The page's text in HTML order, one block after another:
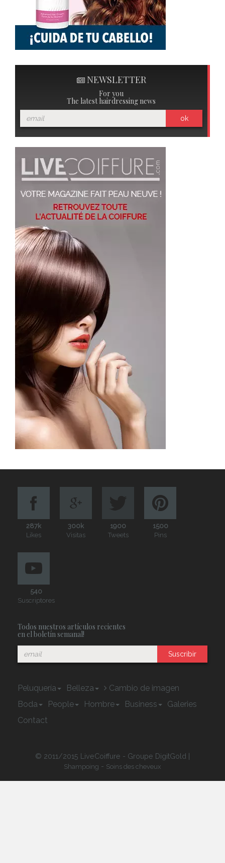
NEWSLETTER
For you
The latest hairdressing news
ok
287k
Likes
300k
Visitas
1900
Tweets
1500
Pins
540
Suscriptores
Todos nuestros artículos recientes
en el boletín semanal!
Suscribir
Peluquería Belleza
Cambio de imagen
Boda
People Hombre Business
Galeries
Contact
© 2011/2015 LiveCoiffure - Groupe DigitGold |
Shampoing - Soins des cheveux